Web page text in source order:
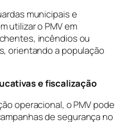
municipais e
utilizar o PMV em
incêndios ou
orientando a população
e fiscalização
operacional, o PMV pode
de segurança no